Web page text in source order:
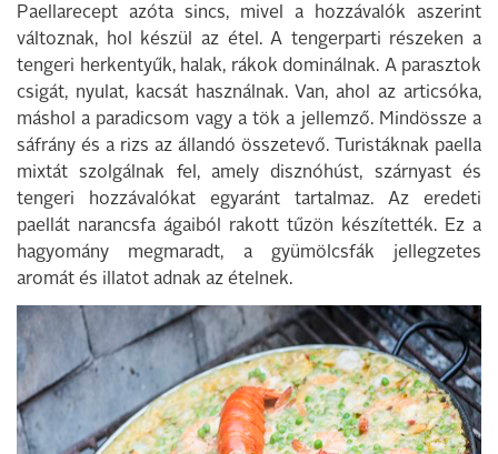
Paellarecept azóta sincs, mivel a hozzávalók aszerint
változnak, hol készül az étel. A tengerparti részeken a
tengeri herkentyűk, halak, rákok dominálnak. A parasztok
csigát, nyulat, kacsát használnak. Van, ahol az articsóka,
máshol a paradicsom vagy a tök a jellemző. Mindössze a
sáfrány és a rizs az állandó összetevő. Turistáknak paella
mixtát szolgálnak fel, amely disznóhúst, szárnyast és
tengeri hozzávalókat egyaránt tartalmaz. Az eredeti
paellát narancsfa ágaiból rakott tűzön készítették. Ez a
hagyomány megmaradt, a gyümölcsfák jellegzetes
aromát és illatot adnak az ételnek.